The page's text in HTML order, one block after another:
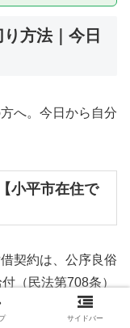
方法｜今日
へ。今日から自分
小平市在住で
契約は、公序良俗
（民法第708条）
平市在住であって
サイドバー